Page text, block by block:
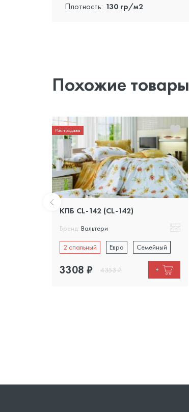
Плотность: 130 гр/м2
Похожие товары
Распродажа
КПБ CL-142 (CL-142)
Бренд: Вальтери
2 спальный Евро Семейный
3308 ₽ 4353₽ +